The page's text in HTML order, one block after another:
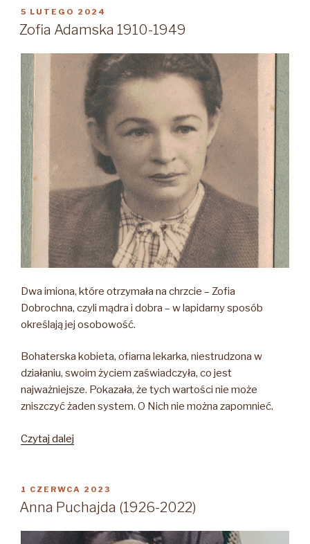
2023”
OPUBLIKOWANE
W
5 LUTEGO 2024
Zofia Adamska 1910-1949
Dwa imiona, które otrzymała na chrzcie – Zofia
Dobrochna, czyli mądra i dobra – w lapidarny sposób
określają jej osobowość.
Bohaterska kobieta, ofiarna lekarka, niestrudzona w
działaniu, swoim życiem zaświadczyła, co jest
najważniejsze. Pokazała, że tych wartości nie może
zniszczyć żaden system. O Nich nie można zapomnieć.
Czytaj dalej
1949”
OPUBLIKOWANE
W
1 CZERWCA 2023
Anna Puchajda (1926-2022)